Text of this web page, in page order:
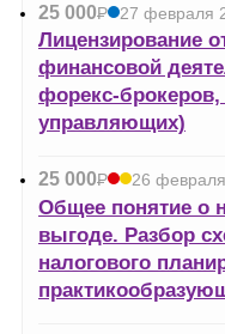
25 000Р
УБ.
27 февраля
Лицензирование
финансовой
форекс-
управляющих)
25 000Р
УБ.
26
Общее понятие о
выгоде. Разбор
налогового